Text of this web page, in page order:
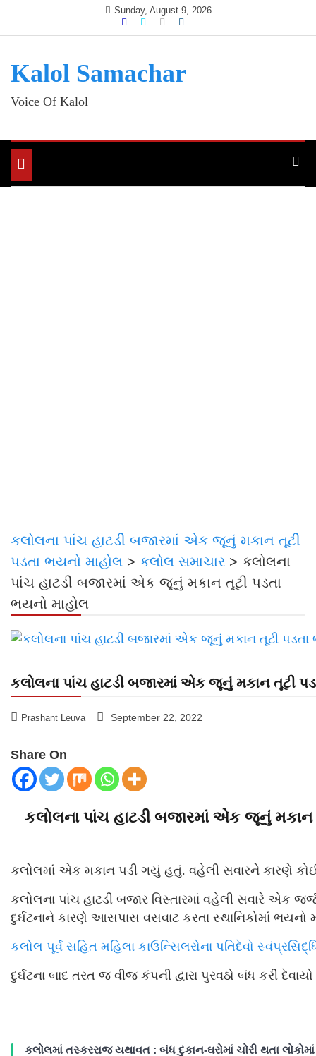
Sunday, August 9, 2026
Kalol Samachar
Voice Of Kalol
Toggle
navigation
કલોલના પાંચ હાટડી બજારમાં એક જૂનું મકાન તૂટી
પડતા ભયનો માહોલ > કલોલ સમાચાર > કલોલના
પાંચ હાટડી બજારમાં એક જૂનું મકાન તૂટી પડતા
ભયનો માહોલ
કલોલના પાંચ હાટડી બજારમાં એક જૂનું મકાન તૂટી
Prashant Leuva September 22, 2022
Share On
કલોલના પાંચ હાટડી બજારમાં એક જૂનું મકાન
કલોલમાં એક મકાન પડી ગયું હતું. વહેલી સવારને કારણે
કલોલના પાંચ હાટડી બજાર વિસ્તારમાં વહેલી સવારે એક
દુર્ઘટનાને કારણે આસપાસ વસવાટ કરતા સ્થાનિકોમાં ભયનો
કલોલ પૂર્વ સહિત મહિલા કાઉન્સિલરોના પતિદેવો
દુર્ઘટના બાદ તરત જ વીજ કંપની દ્વારા પુરવઠો બંધ કરી
કલોલમાં તસ્કરરાજ યથાવત : બંધ દુકાન-ઘરોમાં ચોરી થતા